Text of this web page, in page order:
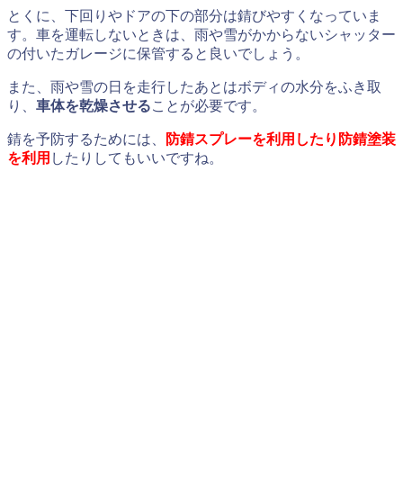
とくに、下回りやドアの下の部分は錆びやすくなっていま
す。車を運転しないときは、雨や雪がかからないシャッター
の付いたガレージに保管すると良いでしょう。
また、雨や雪の日を走行したあとはボディの水分をふき取
り、 車体を乾燥させることが必要です。
錆を予防するためには、
防錆スプレーを利用したり防錆塗装
を利用 したりしてもいいですね。